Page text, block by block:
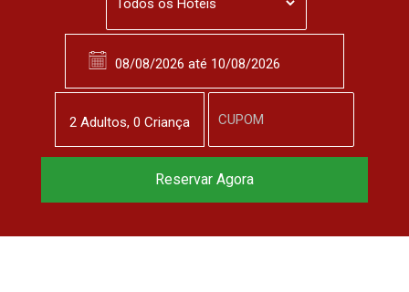
2 Adultos, 0 Criança
Reservar Agora